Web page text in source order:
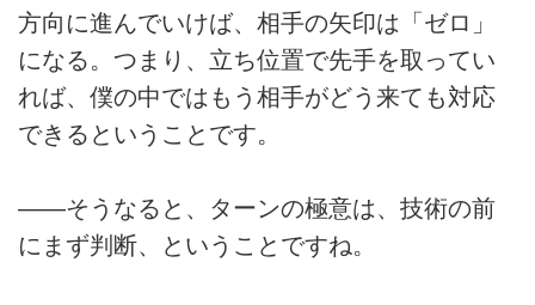
方向に進んでいけば、相手の矢印は「ゼロ」
になる。つまり、立ち位置で先手を取ってい
れば、僕の中ではもう相手がどう来ても対応
できるということです。
――そうなると、ターンの極意は、技術の前
にまず判断、ということですね。